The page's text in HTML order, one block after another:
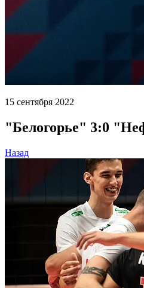
15 сентября 2022
"Белогорье" 3:0
Назад